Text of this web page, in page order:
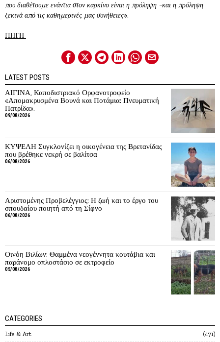
που διαθέτουμε ενάντια στον καρκίνο είναι η πρόληψη -και η πρόληψη
ξεκινά από τις καθημερινές μας συνήθειες».
ΠΗΓΗ
LATEST POSTS
ΑΙΓΙΝΑ, Καποδιστριακό Ορφανοτροφείο
«Απομακρυσμένα Βουνά και Ποτάμια: Πνευματική
Πατρίδα».
09/08/2026
ΚΥΨΕΛΗ Συγκλονίζει η οικογένεια της Βρετανίδας
που βρέθηκε νεκρή σε βαλίτσα
06/08/2026
Αριστομένης Προβελέγγιος: Η ζωή και το έργο του
σπουδαίου ποιητή από τη Σίφνο
06/08/2026
Οινόη Βιλίων: Θαμμένα νεογέννητα κουτάβια και
παράνομο οπλοστάσιο σε εκτροφείο
05/08/2026
CATEGORIES
Life & Art 471